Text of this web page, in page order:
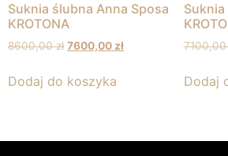
Suknia ślubna Anna Sposa
KROTONA
8600,00zł 7600,00zł
Dodaj do koszyka Dodaj